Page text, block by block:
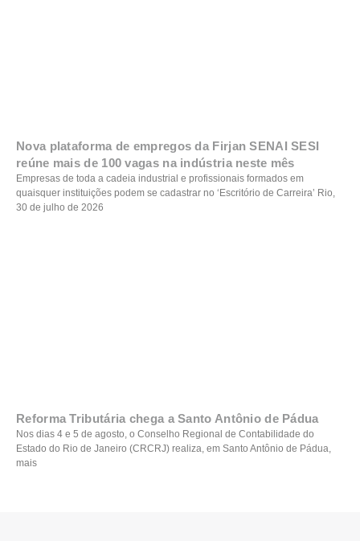
Nova plataforma de empregos da Firjan SENAI SESI
reúne mais de 100 vagas na indústria neste mês
Empresas de toda a cadeia industrial e profissionais formados em
quaisquer instituições podem se cadastrar no ‘Escritório de Carreira’ Rio,
30 de julho de 2026
Reforma Tributária chega a Santo Antônio de Pádua
Nos dias 4 e 5 de agosto, o Conselho Regional de Contabilidade do
Estado do Rio de Janeiro (CRCRJ) realiza, em Santo Antônio de Pádua,
mais